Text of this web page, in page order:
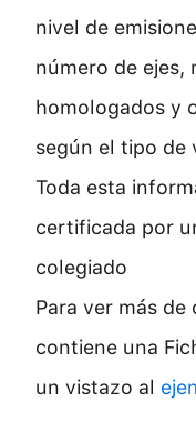
nivel de
número de ejes,
homologados y
según el tipo de
Toda esta
certificada por
colegiado
Para ver más
contiene una
un vistazo al